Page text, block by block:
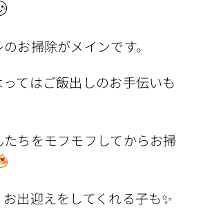
お掃除がメインです。
てはご飯出しのお手伝いも
ちをモフモフしてからお掃
出迎えをしてくれる子も✨